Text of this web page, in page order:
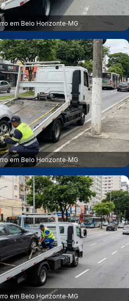
em Belo Horizonte‑MG
em Belo Horizonte‑MG
em Belo Horizonte‑MG